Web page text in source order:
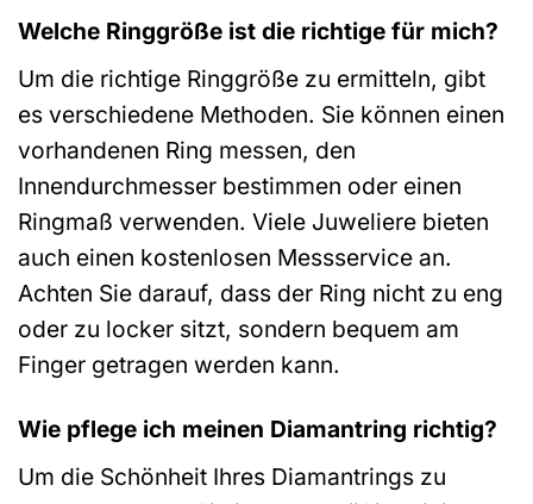
Welche Ringgröße ist die richtige für mich?
Um die richtige Ringgröße zu ermitteln, gibt
es verschiedene Methoden. Sie können einen
vorhandenen Ring messen, den
Innendurchmesser bestimmen oder einen
Ringmaß verwenden. Viele Juweliere bieten
auch einen kostenlosen Messservice an.
Achten Sie darauf, dass der Ring nicht zu eng
oder zu locker sitzt, sondern bequem am
Finger getragen werden kann.
Wie pflege ich meinen Diamantring richtig?
Um die Schönheit Ihres Diamantrings zu